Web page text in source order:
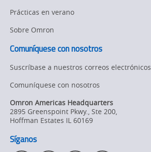
Prácticas en verano
Sobre Omron
Comuníquese con nosotros
Suscríbase a nuestros correos electrónicos
Comuníquese con nosotros
Omron Americas Headquarters
2895 Greenspoint Pkwy., Ste 200,
Hoffman Estates IL 60169
Síganos